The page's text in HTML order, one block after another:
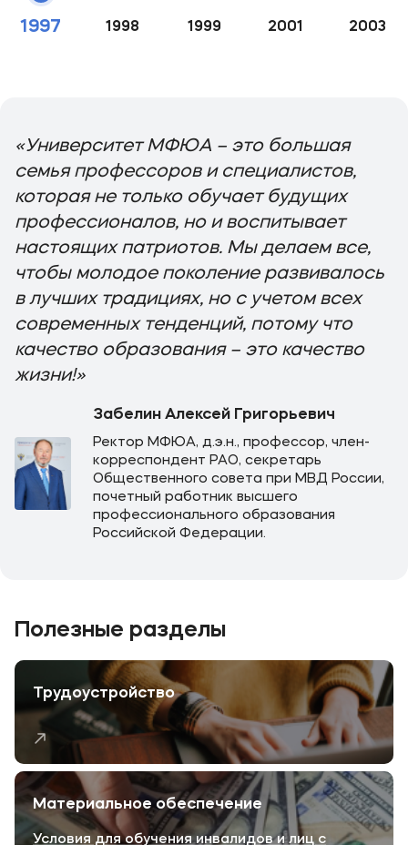
1997 1998 1999 2001 2003
«Университет МФЮА – это большая
семья профессоров и специалистов,
которая не только обучает будущих
профессионалов, но и воспитывает
настоящих патриотов. Мы делаем все,
чтобы молодое поколение развивалось
в лучших традициях, но с учетом всех
современных тенденций, потому что
качество образования – это качество
жизни!»
Забелин Алексей Григорьевич
Ректор МФЮА, д.э.н., профессор, член-
корреспондент РАО, секретарь
Общественного совета при МВД России,
почетный работник высшего
профессионального образования
Российской Федерации.
Полезные разделы
Трудоустройство
Материальное обеспечение
Условия для обучения инвалидов и лиц с